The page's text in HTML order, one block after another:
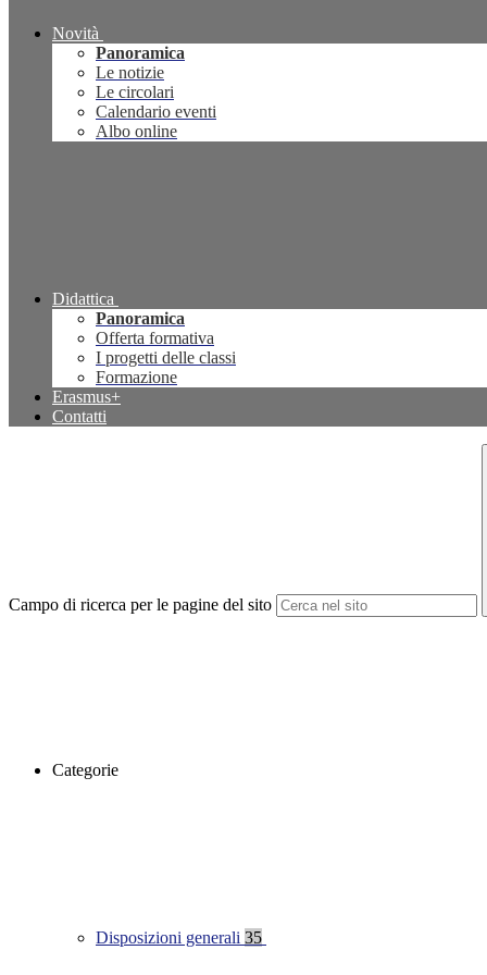
Novità
Panoramica
Le notizie
Le circolari
Calendario eventi
Albo online
Didattica
Panoramica
Offerta formativa
I progetti delle classi
Formazione
Erasmus+
Contatti
Campo di ricerca per le pagine del sito
Categorie
Disposizioni generali 35